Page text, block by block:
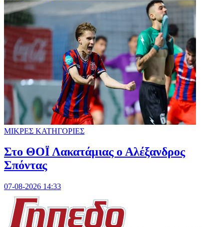
ΜΙΚΡΕΣ ΚΑΤΗΓΟΡΙΕΣ
Στο ΘΟΪ Λακατάμιας ο Αλέξανδρος
Σπόντας
07-08-2026 14:33